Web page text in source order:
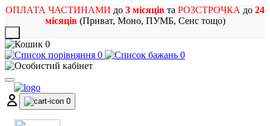
ОПЛАТА ЧАСТИНАМИ до 3 місяців та РОЗСТРОЧКА до 24
місяців(Приват, Моно, ПУМБ, Сенс тощо)
0
0
0
0